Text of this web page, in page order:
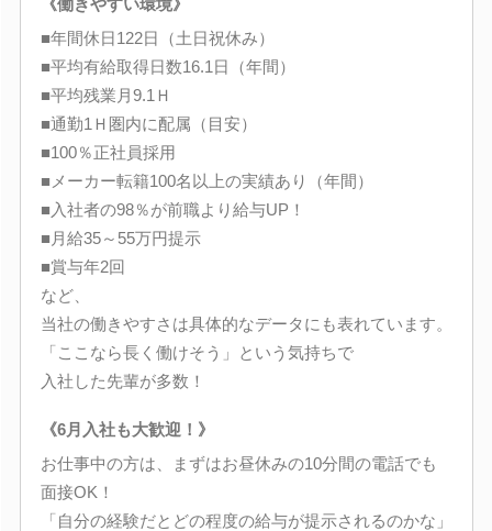
■年間休日122日（土日祝休み）
■平均有給取得日数16.1日（年間）
■平均残業月9.1Ｈ
■通勤1Ｈ圏内に配属（目安）
■100％正社員採用
■メーカー転籍100名以上の実績あり（年間）
■入社者の98％が前職より給与UP！
■月給35～55万円提示
■賞与年2回
など、
当社の働きやすさは具体的なデータにも表れています。
「ここなら長く働けそう」という気持ちで
入社した先輩が多数！
《6月入社も大歓迎！》
お仕事中の方は、まずはお昼休みの10分間の電話でも
面接OK！
「自分の経験だとどの程度の給与が提示されるのかな」